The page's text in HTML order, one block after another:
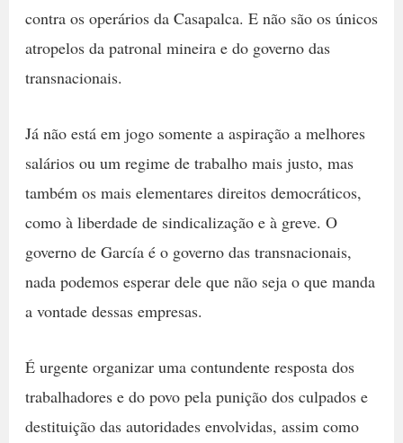
contra os operários da Casapalca. E não são os únicos
atropelos da patronal mineira e do governo das
transnacionais.
Já não está em jogo somente a aspiração a melhores
salários ou um regime de trabalho mais justo, mas
também os mais elementares direitos democráticos,
como à liberdade de sindicalização e à greve. O
governo de García é o governo das transnacionais,
nada podemos esperar dele que não seja o que manda
a vontade dessas empresas.
É urgente organizar uma contundente resposta dos
trabalhadores e do povo pela punição dos culpados e
destituição das autoridades envolvidas, assim como